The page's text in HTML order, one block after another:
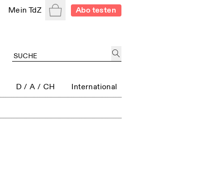
Mein TdZ WarenkorbAbo testen
D / A / CH International